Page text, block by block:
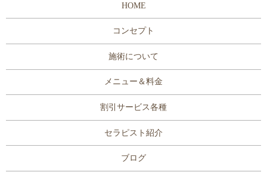
HOME
コンセプト
施術について
メニュー＆料金
割引サービス各種
セラピスト紹介
ブログ